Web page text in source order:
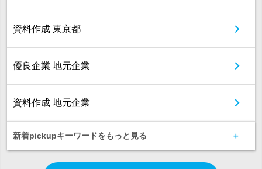
資料作成 東京都
優良企業 地元企業
資料作成 地元企業
新着pickupキーワードをもっと見る